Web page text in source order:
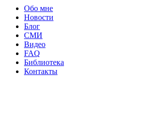
Обо мне
Новости
Блог
СМИ
Видео
FAQ
Библиотека
Контакты